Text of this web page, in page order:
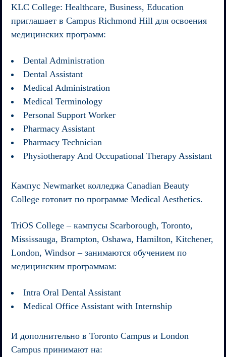
KLC College: Healthcare, Business, Education
приглашает в Campus Richmond Hill для освоения
медицинских программ:
Dental Administration
Dental Assistant
Medical Administration
Medical Terminology
Personal Support Worker
Pharmacy Assistant
Pharmacy Technician
Physiotherapy And Occupational Therapy Assistant
Кампус Newmarket колледжаCanadian Beauty
College готовит по программе Medical Aesthetics.
TriOS College– кампусы Scarborough, Toronto,
Mississauga, Brampton, Oshawa, Hamilton, Kitchener,
London, Windsor – занимаются обучением по
медицинским программам:
Intra Oral Dental Assistant
Medical Office Assistant with Internship
И дополнительно в Toronto Campus и London
Campus принимают на: